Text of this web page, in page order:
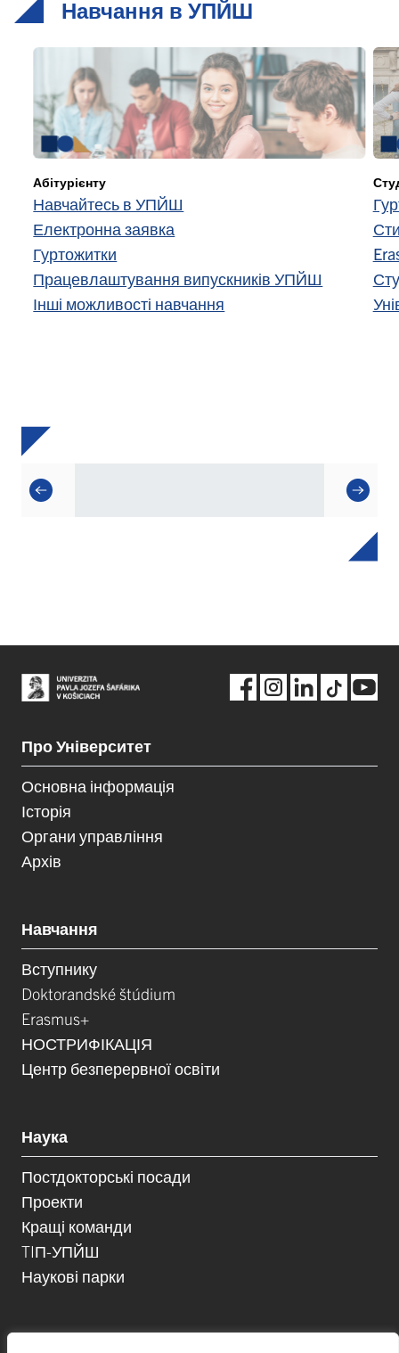
Навчання в УПЙШ
Абітурієнту
Навчайтесь в УПЙШ
Електронна заявка
Гуртожитки
Працевлаштування випускників УПЙШ
Інші можливості навчання
Про Університет
Основна інформація
Історія
Органи управління
Архів
Навчання
Вступнику
Doktorandské štúdium
Erasmus+
НОСТРИФІКАЦІЯ
Центр безперервної освіти
Наука
Постдокторські посади
Проекти
Кращі команди
TIП-УПЙШ
Наукові парки